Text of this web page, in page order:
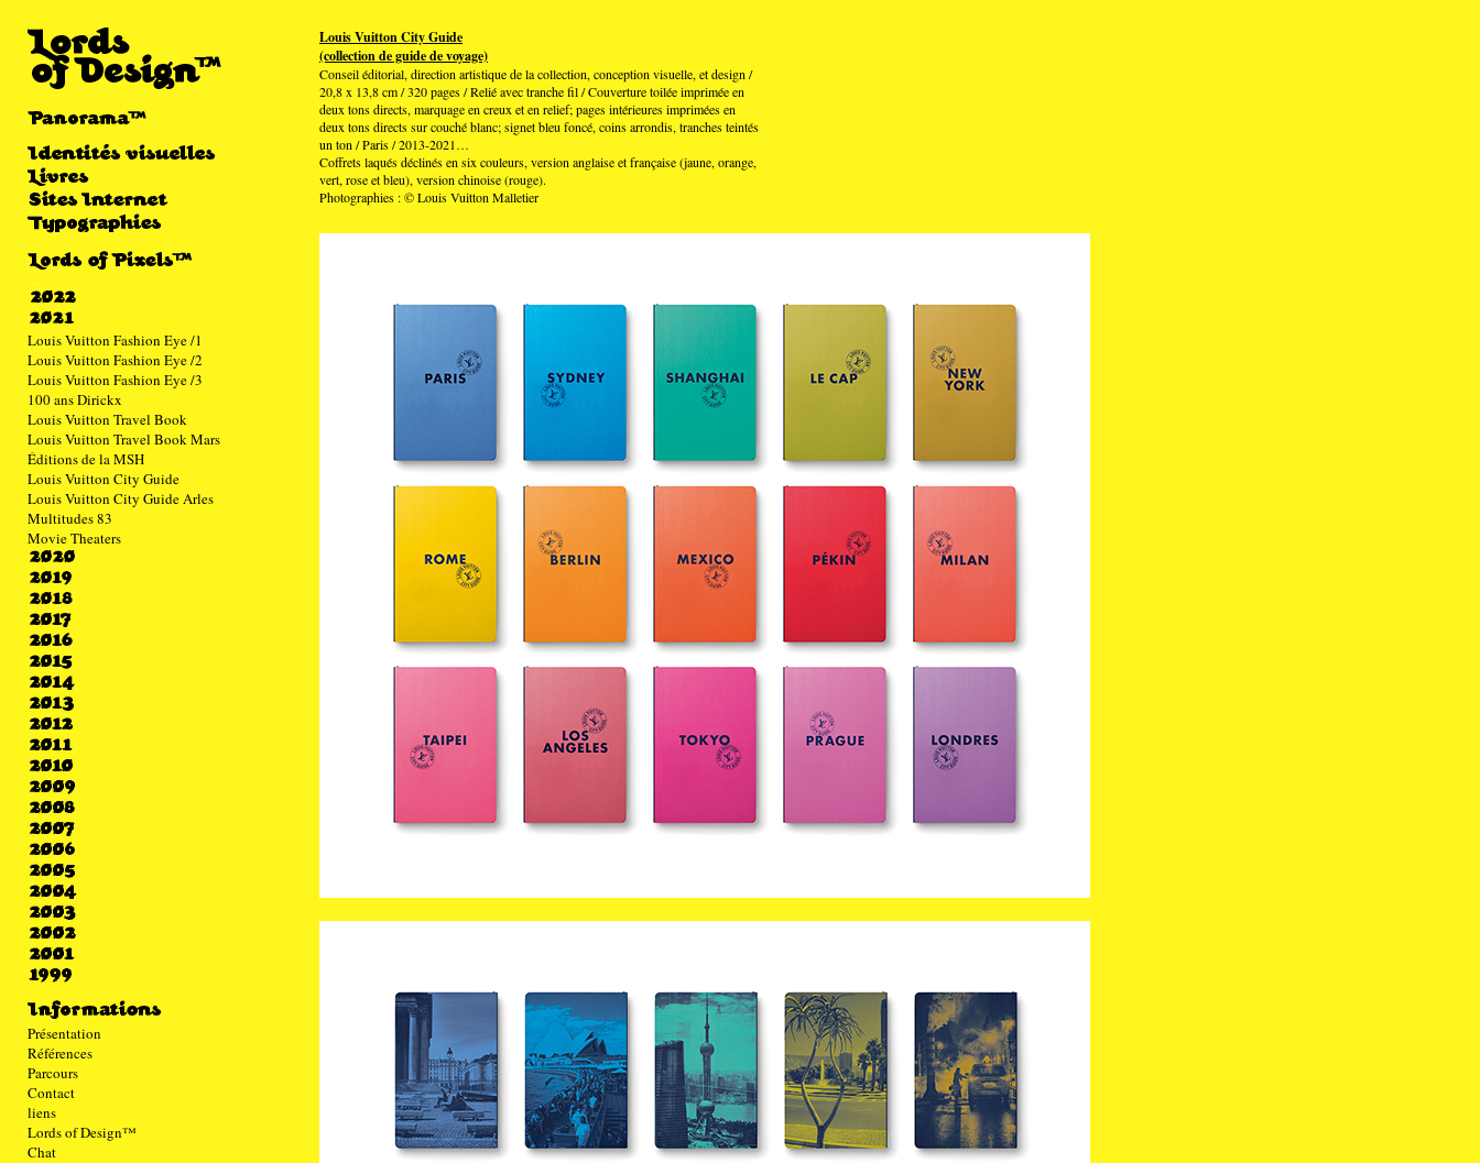
Louis Vuitton Fashion Eye /1
Louis Vuitton Fashion Eye /2
Louis Vuitton Fashion Eye /3
100 ans Dirickx
Louis Vuitton Travel Book
Louis Vuitton Travel Book Mars
Éditions de la MSH
Louis Vuitton City Guide
Louis Vuitton City Guide Arles
Multitudes 83
Movie Theaters
Présentation
Références
Parcours
Contact
liens
Lords of Design™
Chat
Louis Vuitton City Guide
(collection de guide de voyage)
Conseil éditorial, direction artistique de la collection, conception visuelle, et design /
20,8 x 13,8 cm / 320 pages / Relié avec tranche fil / Couverture toilée imprimée en
deux tons directs, marquage en creux et en relief; pages intérieures imprimées en
deux tons directs sur couché blanc; signet bleu foncé, coins arrondis, tranches teintés
un ton / Paris / 2013-2021…
Coffrets laqués déclinés en six couleurs, version anglaise et française (jaune, orange,
vert, rose et bleu), version chinoise (rouge).
Photographies : © Louis Vuitton Malletier